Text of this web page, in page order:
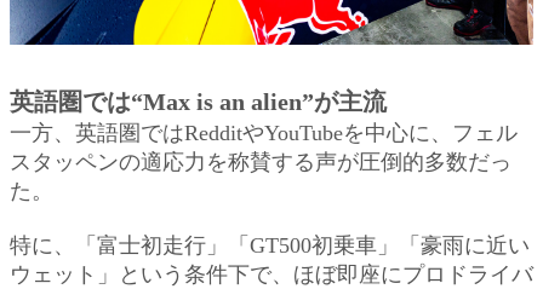
英語圏では“Max is an alien”が主流
一方、英語圏ではRedditやYouTubeを中心に、フェル
スタッペンの適応力を称賛する声が圧倒的多数だっ
た。
特に、「富士初走行」「GT500初乗車」「豪雨に近い
ウェット」という条件下で、ほぼ即座にプロドライバ